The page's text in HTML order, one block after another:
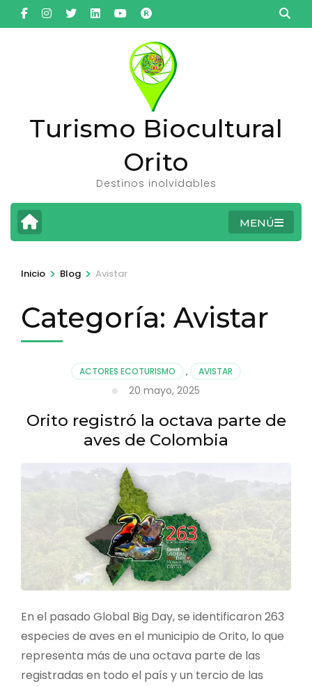
Saltar
al
Intro)Turismo Biocultural
Orito
Destinos inolvidables
MENÚ
Inicio > Blog > Avistar
Categoría: Avistar
ACTORES ECOTURISMO , AVISTAR
20 mayo, 2025
Orito registró la octava parte de
aves de Colombia
En el pasado Global Big Day, se identificaron 263
especies de aves en el municipio de Orito, lo que
representa más de una octava parte de las
registradas en todo el país y un tercio de las